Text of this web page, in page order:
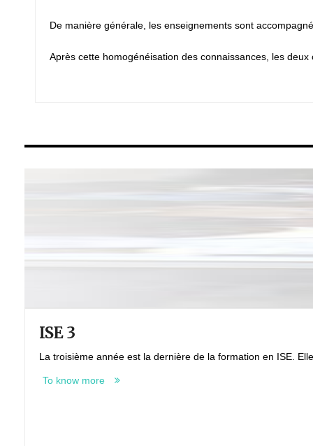
De manière générale, les enseignements sont
Après cette homogénéisation des connaissances, les
ISE 3
La troisième année est la dernière de la formation en ISE.
To know more